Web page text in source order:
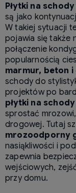
Płytki na
są jako
W takiej sytuacji
pojawia się także
połączenie
popularnością
marmur, beton i
schody do
projektów po
płytki na
sprostać
drogowej. Tutaj
mrozoodporny
nasiąkliwości i
zapewnia
wejściowych,
przy domu.